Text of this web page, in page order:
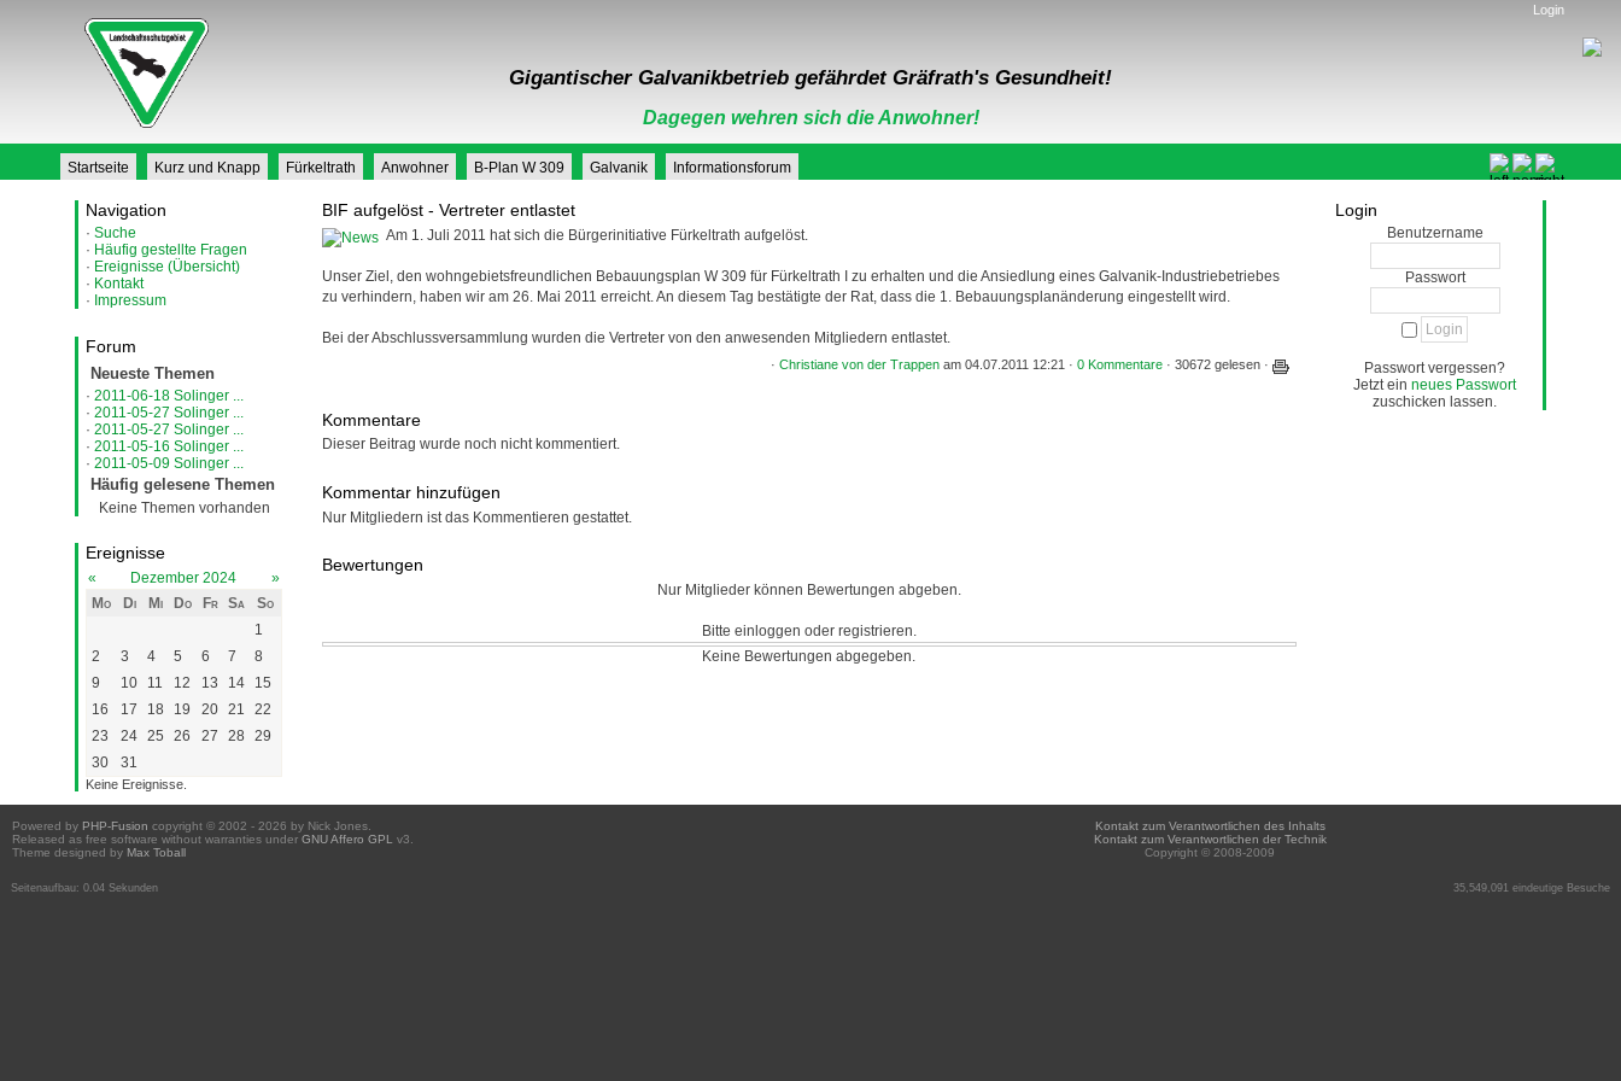
Login
Gigantischer Galvanikbetrieb gefährdet Gräfrath's Gesundheit!
Dagegen wehren sich die Anwohner!
Startseite Kurz und Knapp Fürkeltrath Anwohner B-Plan W 309 Galvanik Informationsforum
Navigation
· Suche
· Häufig gestellte Fragen
· Ereignisse (Übersicht)
· Kontakt
· Impressum
Forum
Neueste Themen
· 2011-06-18 Solinger ...
· 2011-05-27 Solinger ...
· 2011-05-27 Solinger ...
· 2011-05-16 Solinger ...
· 2011-05-09 Solinger ...
Häufig gelesene Themen
Keine Themen vorhanden
Ereignisse
« Dezember 2024
»
Mo
Di Mi Do Fr Sa
So
1
2
3 4 5 6 7
8
9
10 11 12 13 14
15
16
17 18 19 20 21
22
23
24 25 26 27 28
29
30
31
Keine Ereignisse.
Login
Benutzername
Passwort
Passwort vergessen?
Jetzt einneues Passwort
zuschicken lassen.
BIF aufgelöst - Vertreter entlastet
Am 1. Juli 2011 hat sich die Bürgerinitiative Fürkeltrath aufgelöst.
Unser Ziel, den wohngebietsfreundlichen Bebauungsplan W 309 für Fürkeltrath I zu erhalten und die Ansiedlung eines Galvanik-Industriebetriebes
zu verhindern, haben wir am 26. Mai 2011 erreicht. An diesem Tag bestätigte der Rat, dass die 1. Bebauungsplanänderung eingestellt wird.
Bei der Abschlussversammlung wurden die Vertreter von den anwesenden Mitgliedern entlastet.
· Christiane von der Trappen am 04.07.2011 12:21 ·0 Kommentare · 30672 gelesen ·
Kommentare
Dieser Beitrag wurde noch nicht kommentiert.
Kommentar hinzufügen
Nur Mitgliedern ist das Kommentieren gestattet.
Bewertungen
Nur Mitglieder können Bewertungen abgeben.
Bitte einloggen oder registrieren.
Keine Bewertungen abgegeben.
Powered by PHP-Fusion copyright © 2002 - 2026 by Nick Jones.
Released as free software without warranties under GNU Affero GPL v3.
Theme designed by Max Toball
Kontakt zum Verantwortlichen des Inhalts
Kontakt zum Verantwortlichen der Technik
Copyright © 2008-2009
Seitenaufbau: 0.04 Sekunden 35,549,091 eindeutige Besuche